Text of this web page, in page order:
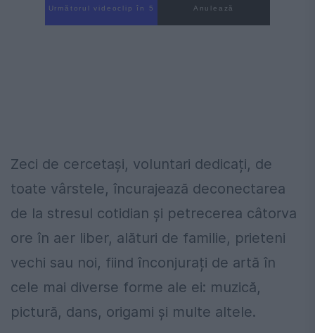
Următorul videoclip în 4 Anulează
Zeci de cercetaşi, voluntari dedicați, de
toate vârstele, încurajează deconectarea
de la stresul cotidian și petrecerea câtorva
ore în aer liber, alături de familie, prieteni
vechi sau noi, fiind înconjurați de artă în
cele mai diverse forme ale ei: muzică,
pictură, dans, origami și multe altele.